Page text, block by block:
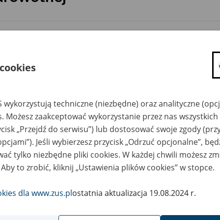
wydarzenia Szkolenia
20 maja, w sobotę, w godz. 9.00 –
rocznego rozliczenia składki na
placówkach ZUS:
- I Oddział w Warszawie, ul. Senatorska
- Inspektorat Warszawa-Żoliborz, ul.
- Inspektorat Warszawa-Wola, ul.
- Inspektorat Warszawa-Ochota, ul. E.
Warszawa
wydarzenia 2023.05.20
Dyżur 20 maja 2023 r.: Centrum
wykorzystują techniczne (niezbędne) oraz analityczne
Możesz zaakceptować wykorzystanie przez nas
„Przejdź do serwisu”) lub dostosować swoje zgody
Jeśli wybierzesz przycisk „Odrzuć opcjonalne”,
tylko niezbędne pliki cookies. W każdej chwili możesz
to zrobić, kliknij „Ustawienia plików cookies” w stopce.
dla www.zus.plostatnia aktualizacja 19.08.2024 r.